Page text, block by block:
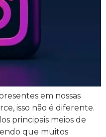
em nossas
isso não é diferente.
principais meios de
que muitos